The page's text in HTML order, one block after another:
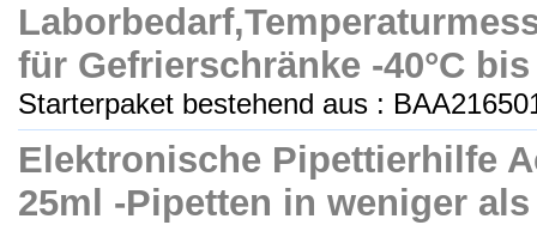
für Gefrierschränke -40°C
Starterpaket bestehend aus :
Elektronische Pipettierhilfe
25ml -Pipetten in weniger